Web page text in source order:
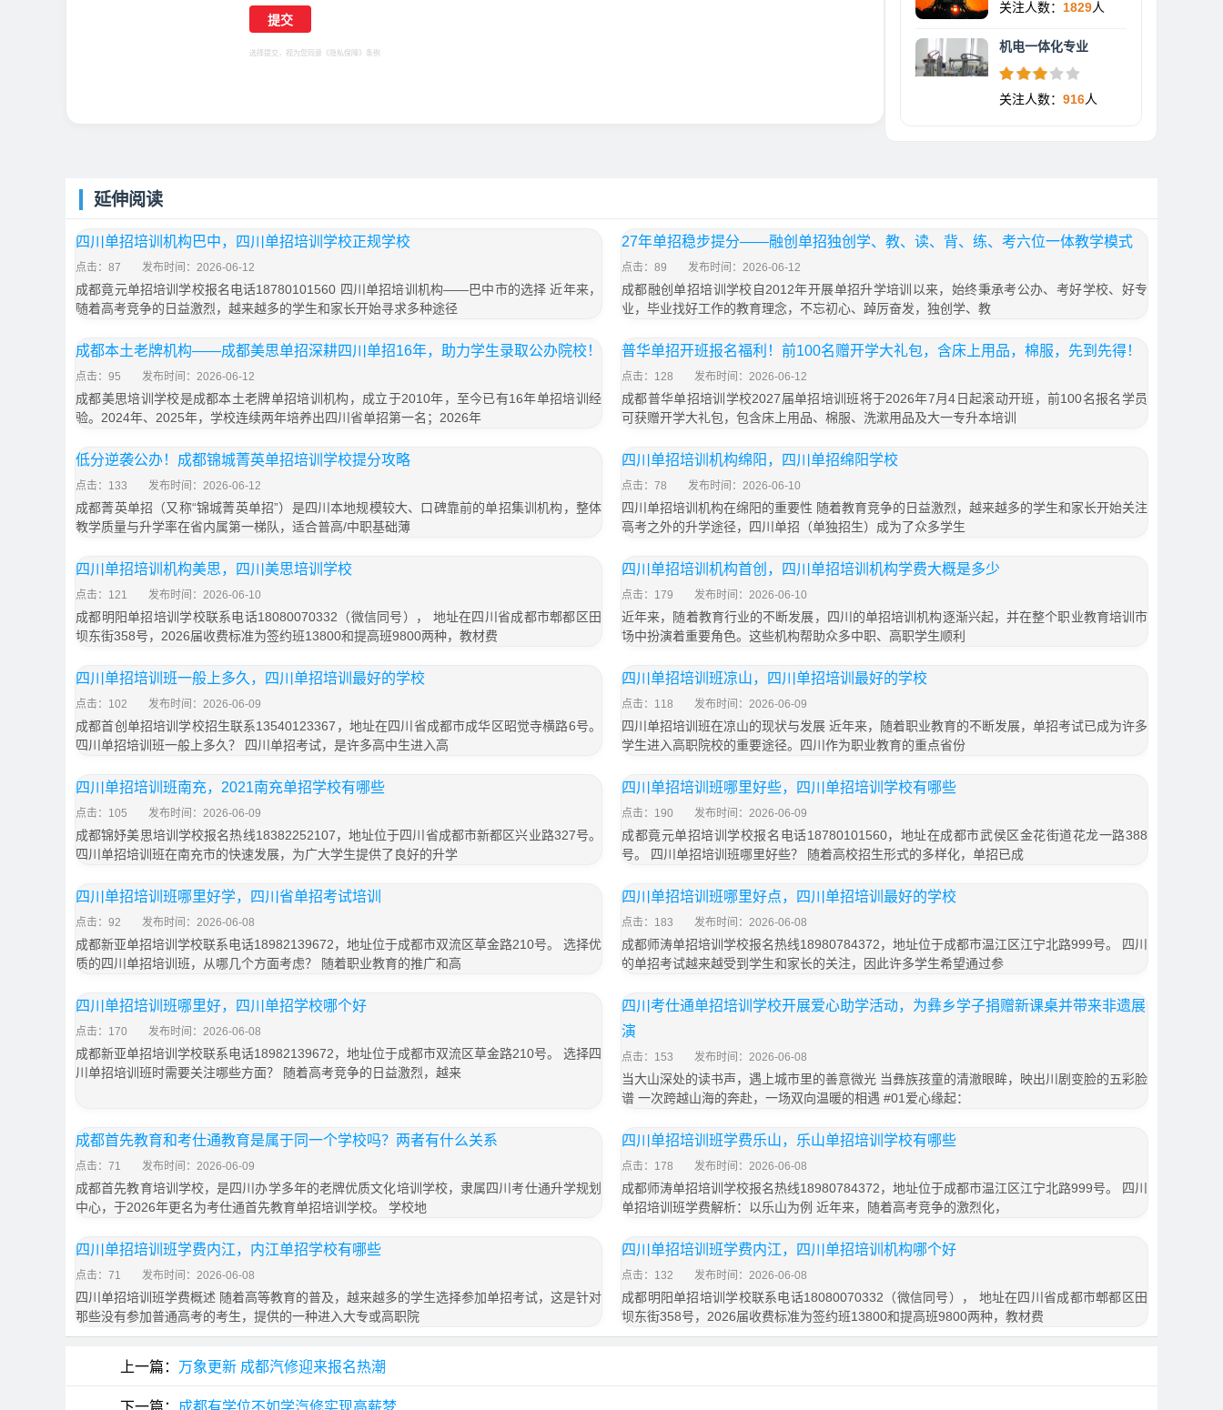
选择提交，视为您同意 《隐私保障》 条例
关注人数： 1829人
机电一体化专业
关注人数： 916人
延伸阅读
四川单招培训机构巴中，四川单招培训学校正规学校
点击：87 发布时间：2026-06-12
成都竟元单招培训学校报名电话18780101560 四川单招培训机构——巴中市的选择 近年来，
随着高考竞争的日益激烈，越来越多的学生和家长开始寻求多种途径
27年单招稳步提分——融创单招独创学、教、读、背、练、考六位一体教学模式
点击：89 发布时间：2026-06-12
成都融创单招培训学校自2012年开展单招升学培训以来，始终秉承考公办、考好学校、好专
业，毕业找好工作的教育理念，不忘初心、踔厉奋发，独创学、教
成都本土老牌机构——成都美思单招深耕四川单招16年，助力学生录取公办院校！
点击：95 发布时间：2026-06-12
成都美思培训学校是成都本土老牌单招培训机构，成立于2010年，至今已有16年单招培训经
验。2024年、2025年，学校连续两年培养出四川省单招第一名；2026年
普华单招开班报名福利！前100名赠开学大礼包，含床上用品，棉服，先到先得！
点击：128 发布时间：2026-06-12
成都普华单招培训学校2027届单招培训班将于2026年7月4日起滚动开班，前100名报名学员
可获赠开学大礼包，包含床上用品、棉服、洗漱用品及大一专升本培训
低分逆袭公办！成都锦城菁英单招培训学校提分攻略
点击：133 发布时间：2026-06-12
成都菁英单招（又称“锦城菁英单招”）是四川本地规模较大、口碑靠前的单招集训机构，整体
教学质量与升学率在省内属第一梯队，适合普高/中职基础薄
四川单招培训机构绵阳，四川单招绵阳学校
点击：78 发布时间：2026-06-10
四川单招培训机构在绵阳的重要性 随着教育竞争的日益激烈，越来越多的学生和家长开始关注
高考之外的升学途径，四川单招（单独招生）成为了众多学生
四川单招培训机构美思，四川美思培训学校
点击：121 发布时间：2026-06-10
成都明阳单招培训学校联系电话18080070332（微信同号）， 地址在四川省成都市郫都区田
坝东街358号，2026届收费标准为签约班13800和提高班9800两种，教材费
四川单招培训机构首创，四川单招培训机构学费大概是多少
点击：179 发布时间：2026-06-10
近年来，随着教育行业的不断发展，四川的单招培训机构逐渐兴起，并在整个职业教育培训市
场中扮演着重要角色。这些机构帮助众多中职、高职学生顺利
四川单招培训班一般上多久，四川单招培训最好的学校
点击：102 发布时间：2026-06-09
成都首创单招培训学校招生联系13540123367，地址在四川省成都市成华区昭觉寺横路6号。
四川单招培训班一般上多久？ 四川单招考试，是许多高中生进入高
四川单招培训班凉山，四川单招培训最好的学校
点击：118 发布时间：2026-06-09
四川单招培训班在凉山的现状与发展 近年来，随着职业教育的不断发展，单招考试已成为许多
学生进入高职院校的重要途径。四川作为职业教育的重点省份
四川单招培训班南充，2021南充单招学校有哪些
点击：105 发布时间：2026-06-09
成都锦妤美思培训学校报名热线18382252107，地址位于四川省成都市新都区兴业路327号。
四川单招培训班在南充市的快速发展，为广大学生提供了良好的升学
四川单招培训班哪里好些，四川单招培训学校有哪些
点击：190 发布时间：2026-06-09
成都竟元单招培训学校报名电话18780101560，地址在成都市武侯区金花街道花龙一路388
号。 四川单招培训班哪里好些？ 随着高校招生形式的多样化，单招已成
四川单招培训班哪里好学，四川省单招考试培训
点击：92 发布时间：2026-06-08
成都新亚单招培训学校联系电话18982139672，地址位于成都市双流区草金路210号。 选择优
质的四川单招培训班，从哪几个方面考虑？ 随着职业教育的推广和高
四川单招培训班哪里好点，四川单招培训最好的学校
点击：183 发布时间：2026-06-08
成都师涛单招培训学校报名热线18980784372，地址位于成都市温江区江宁北路999号。 四川
的单招考试越来越受到学生和家长的关注，因此许多学生希望通过参
四川单招培训班哪里好，四川单招学校哪个好
点击：170 发布时间：2026-06-08
成都新亚单招培训学校联系电话18982139672，地址位于成都市双流区草金路210号。 选择四
川单招培训班时需要关注哪些方面？ 随着高考竞争的日益激烈，越来
四川考仕通单招培训学校开展爱心助学活动，为彝乡学子捐赠新课桌并带来非遗展
演
点击：153 发布时间：2026-06-08
当大山深处的读书声，遇上城市里的善意微光 当彝族孩童的清澈眼眸，映出川剧变脸的五彩脸
谱 一次跨越山海的奔赴，一场双向温暖的相遇 #01爱心缘起：
成都首先教育和考仕通教育是属于同一个学校吗？两者有什么关系
点击：71 发布时间：2026-06-09
成都首先教育培训学校，是四川办学多年的老牌优质文化培训学校，隶属四川考仕通升学规划
中心，于2026年更名为考仕通首先教育单招培训学校。 学校地
四川单招培训班学费乐山，乐山单招培训学校有哪些
点击：178 发布时间：2026-06-08
成都师涛单招培训学校报名热线18980784372，地址位于成都市温江区江宁北路999号。 四川
单招培训班学费解析：以乐山为例 近年来，随着高考竞争的激烈化，
四川单招培训班学费内江，内江单招学校有哪些
点击：71 发布时间：2026-06-08
四川单招培训班学费概述 随着高等教育的普及，越来越多的学生选择参加单招考试，这是针对
那些没有参加普通高考的考生，提供的一种进入大专或高职院
四川单招培训班学费内江，四川单招培训机构哪个好
点击：132 发布时间：2026-06-08
成都明阳单招培训学校联系电话18080070332（微信同号）， 地址在四川省成都市郫都区田
坝东街358号，2026届收费标准为签约班13800和提高班9800两种，教材费
上一篇： 万象更新 成都汽修迎来报名热潮
下一篇： 成都有学位不如学汽修实现高薪梦